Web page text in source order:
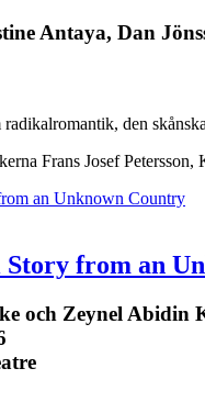
Antaya, Dan
den
Frans Josef
Story from an
och Zeynel Abidin